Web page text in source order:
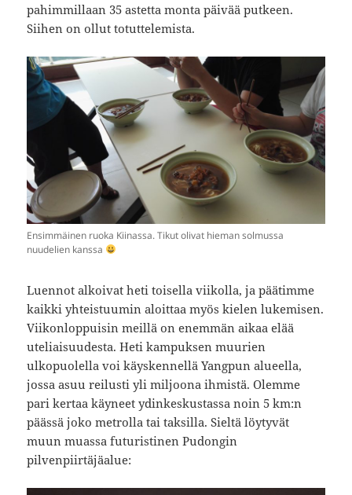
pahimmillaan 35 astetta monta päivää putkeen.
Siihen on ollut totuttelemista.
Ensimmäinen ruoka Kiinassa. Tikut olivat hieman solmussa
nuudelien kanssa
Luennot alkoivat heti toisella viikolla, ja päätimme
kaikki yhteistuumin aloittaa myös kielen lukemisen.
Viikonloppuisin meillä on enemmän aikaa elää
uteliaisuudesta. Heti kampuksen muurien
ulkopuolella voi käyskennellä Yangpun alueella,
jossa asuu reilusti yli miljoona ihmistä. Olemme
pari kertaa käyneet ydinkeskustassa noin 5 km:n
päässä joko metrolla tai taksilla. Sieltä löytyvät
muun muassa futuristinen Pudongin
pilvenpiirtäjäalue: